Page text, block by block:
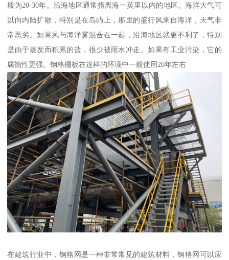
般为20-30年。沿海地区通常指离海一英里以内的地区。海洋大气可
以向内陆扩散，特别是在岛屿上，那里的盛行风来自海洋，天气非
常恶劣。如果风与海洋雾混合在一起，沿海地区就更不利了，特别
是由于蒸发而积累的盐，很少被雨水冲走。如果有工业污染，它的
腐蚀性更强。钢格栅板在这样的环境中一般使用20年左右
在建筑行业中，钢格网是一种非常常见的建筑材料，钢格网可以应